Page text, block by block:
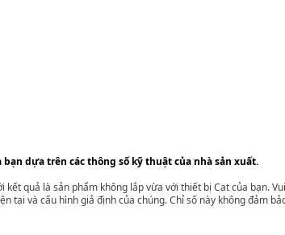
dựa trên các thông số kỹ thuật của nhà sản xuất.
kết quả là sản phẩm không lắp vừa với thiết bị Cat của bạn.
tại và cấu hình giả định của chúng. Chỉ số này không đảm